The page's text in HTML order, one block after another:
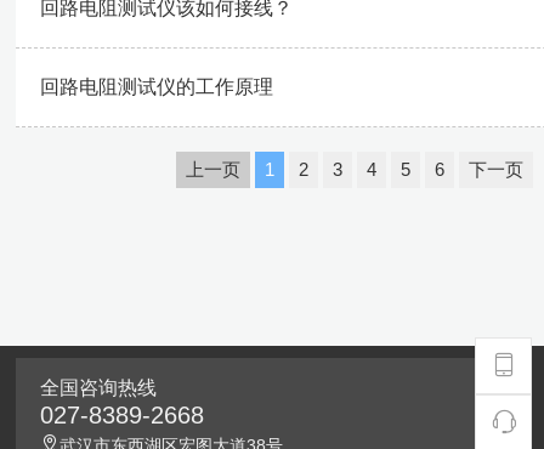
回路电阻测试仪该如何接线？
回路电阻测试仪的工作原理
上一页 1 2 3 4 5 6 下一页
全国咨询热线
027-8389-2668